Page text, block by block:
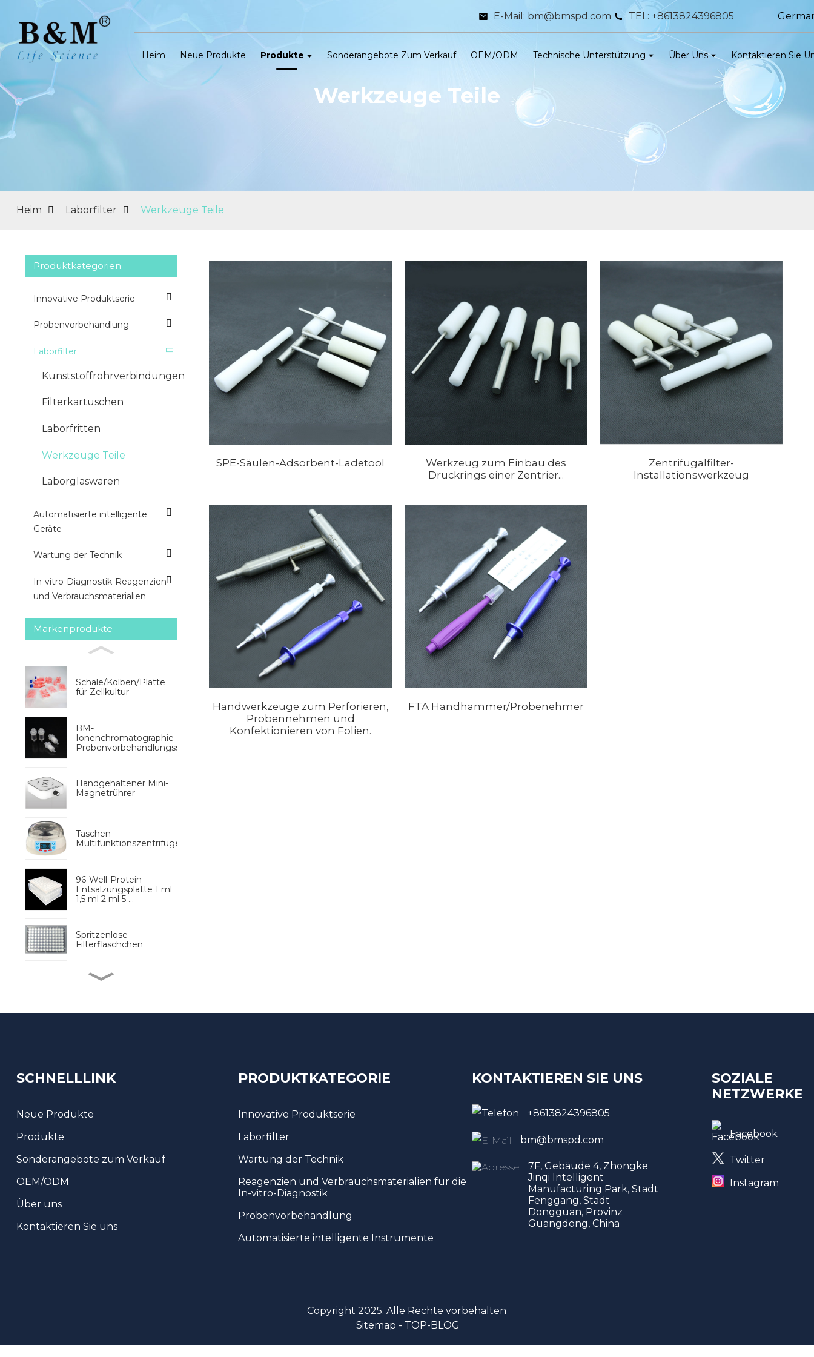
E-Mail: bm@bmspd.com TEL: +8613824396805
Heim Neue Produkte Produkte Sonderangebote Zum Verkauf OEM/ODM Technische Unterstützung Über Uns Kontaktieren Sie
Werkzeuge Teile
Heim Laborfilter Werkzeuge Teile
Produktkategorien
Innovative Produktserie
Probenvorbehandlung
Laborfilter
Kunststoffrohrverbindungen
Filterkartuschen
Laborfritten
Werkzeuge Teile
Laborglaswaren
Automatisierte intelligente
Geräte
Wartung der Technik
In-vitro-Diagnostik-Reagenzien
und Verbrauchsmaterialien
Markenprodukte
Schale/Kolben/Platte
für Zellkultur
BM-
Ionenchromatographie-
Probenvorbehandlungssäulen
Handgehaltener Mini-
Magnetrührer
Taschen-
Multifunktionszentrifuge
96-Well-Protein-
Entsalzungsplatte 1 ml
1,5 ml 2 ml 5 …
Spritzenlose
Filterfläschchen
Testkit für kolloidales
SPE-Säulen-Adsorbent-Ladetool
Werkzeug zum Einbau des
Druckrings einer Zentrier...
Zentrifugalfilter-
Installationswerkzeug
Handwerkzeuge zum Perforieren,
Probennehmen und
Konfektionieren von Folien.
FTA Handhammer/Probenehmer
SCHNELLLINK
Neue Produkte
Produkte
Sonderangebote zum Verkauf
OEM/ODM
Über uns
Kontaktieren Sie uns
PRODUKTKATEGORIE
Innovative Produktserie
Laborfilter
Wartung der Technik
Reagenzien und Verbrauchsmaterialien für die
In-vitro-Diagnostik
Probenvorbehandlung
Automatisierte intelligente Instrumente
KONTAKTIEREN SIE UNS
+8613824396805
bm@bmspd.com
7F, Gebäude 4, Zhongke
Jinqi Intelligent
Manufacturing Park, Stadt
Fenggang, Stadt
Dongguan, Provinz
Guangdong, China
SOZIALE
NETZWERKE
Facebook
Twitter
Instagram
Copyright 2025. Alle Rechte vorbehalten
Sitemap - TOP-BLOG